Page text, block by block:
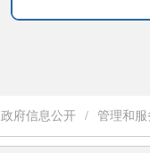
政府信息公开 / 管理和